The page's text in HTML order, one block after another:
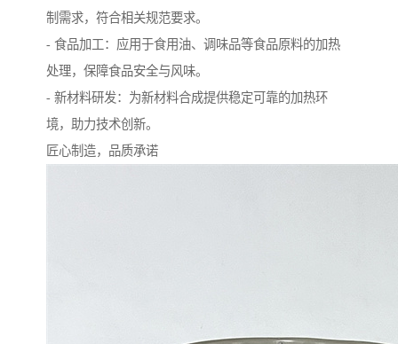
制需求，符合相关规范要求。
- 食品加工：应用于食用油、调味品等食品原料的加热
处理，保障食品安全与风味。
- 新材料研发：为新材料合成提供稳定可靠的加热环
境，助力技术创新。
匠心制造，品质承诺